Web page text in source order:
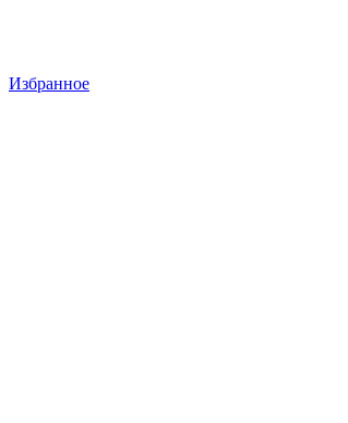
Избранное